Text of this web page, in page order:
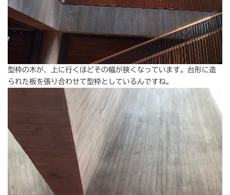
型枠の木が、上に行くほどその幅が狭くなっています。台形に造
られた板を張り合わせて型枠としているんですね。